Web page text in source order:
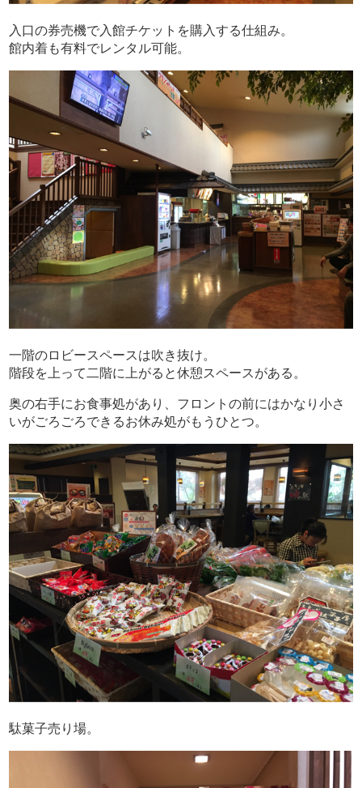
入口の券売機で入館チケットを購入する仕組み。
館内着も有料でレンタル可能。
一階のロビースペースは吹き抜け。
階段を上って二階に上がると休憩スペースがある。
奥の右手にお食事処があり、フロントの前にはかなり小さ
いがごろごろできるお休み処がもうひとつ。
駄菓子売り場。